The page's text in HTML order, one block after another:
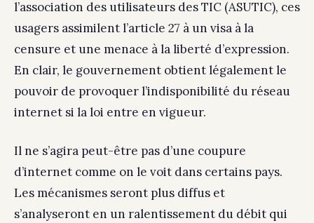
l’association des utilisateurs des TIC (ASUTIC), ces
usagers assimilent l’article 27 à un visa à la
censure et une menace à la liberté d’expression.
En clair, le gouvernement obtient légalement le
pouvoir de provoquer l’indisponibilité du réseau
internet si la loi entre en vigueur.
Il ne s’agira peut-être pas d’une coupure
d’internet comme on le voit dans certains pays.
Les mécanismes seront plus diffus et
s’analyseront en un ralentissement du débit qui